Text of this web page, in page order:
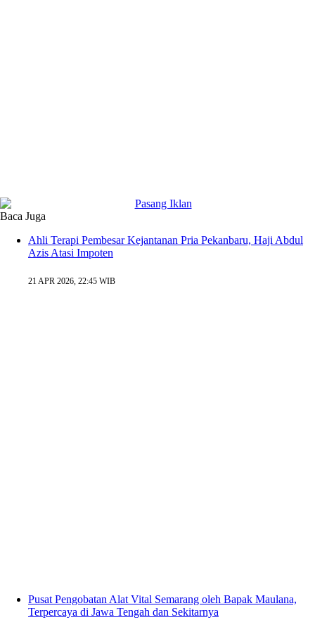
Baca Juga
Ahli Terapi Pembesar Kejantanan Pria Pekanbaru, Haji Abdul
Azis Atasi Impoten
21 APR 2026, 22:45 WIB
Pusat Pengobatan Alat Vital Semarang oleh Bapak Maulana,
Terpercaya di Jawa Tengah dan Sekitarnya